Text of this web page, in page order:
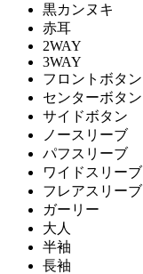
黒カンヌキ
赤耳
2WAY
3WAY
フロントボタン
センターボタン
サイドボタン
ノースリーブ
パフスリーブ
ワイドスリーブ
フレアスリーブ
ガーリー
大人
半袖
長袖